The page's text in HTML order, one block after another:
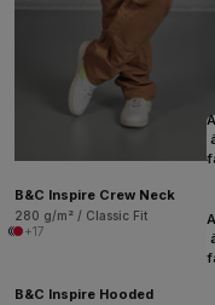
B&C Inspire Crew Neck
280 g/m² / Classic Fit
+17
B&C Inspire Hooded